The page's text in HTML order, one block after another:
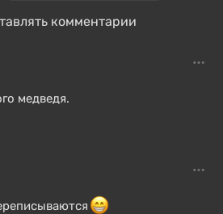
комментарии
медведя.